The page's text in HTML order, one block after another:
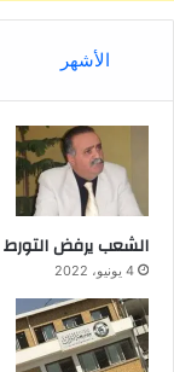
الأشهر
الشعب يرفض التورط
4 يونيو، 2022